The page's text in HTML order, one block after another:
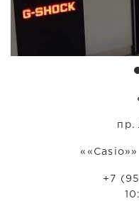
пр.
+7